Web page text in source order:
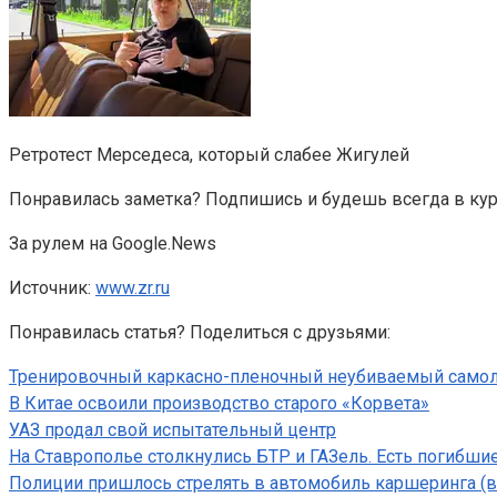
Ретротест Мерседеса, который слабее Жигулей
Понравилась заметка? Подпишись и будешь всегда в
За рулем на Google.News
Источник: www.zr.ru
Понравилась статья? Поделиться с друзьями:
Тренировочный каркасно-пленочный неубиваемый
В Китае освоили производство старого «Корвета»
УАЗ продал свой испытательный центр
На Ставрополье столкнулись БТР и ГАЗель. Есть
Полиции пришлось стрелять в автомобиль каршеринга